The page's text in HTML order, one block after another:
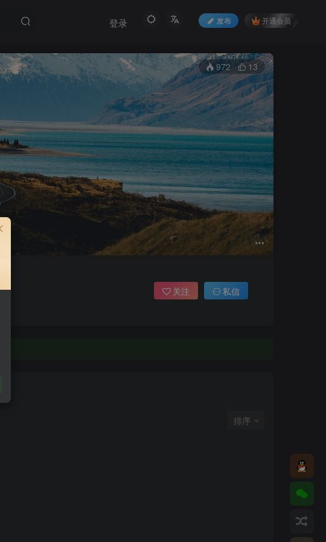
发布 开通会员
登录
972 13
关注
私信
排序